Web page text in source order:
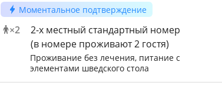
Моментальное подтверждение
×2
2-х местный стандартный номер
(в номере проживают 2 гостя)
Проживание без лечения, питание с
элементами шведского стола